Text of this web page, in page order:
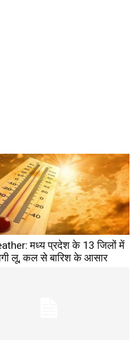
मध्‍य प्रदेश के 13 जिलों में
लू, कल से बारिश के आसार